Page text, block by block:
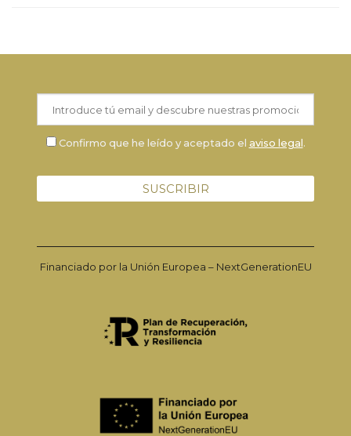
Confirmo que he leído y aceptado el aviso legal.
Financiado por la Unión Europea – NextGenerationEU